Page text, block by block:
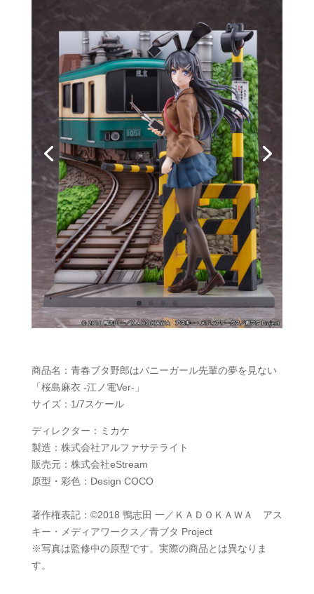
商品名：青春ブタ野郎はバニーガール先輩の夢を見ない
「桜島麻衣 -江ノ電Ver-」
サイズ：1/7スケール
ディレクター：ミカケ
製造：株式会社アルファサテライト
販売元：株式会社eStream
原型・彩色：Design COCO
著作権表記：©2018 鴨志田 一／ＫＡＤＯＫＡＷＡ アス
キー・メディアワークス／青ブタ Project
※写真は監修中の原型です。実際の商品とは異なりま
す。